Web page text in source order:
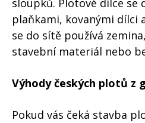
sloupků. Plotové dílce se
plaňkami, kovanými dílci
se do sítě používá
stavební materiál nebo
Výhody českých plotů z
Pokud vás čeká stavba